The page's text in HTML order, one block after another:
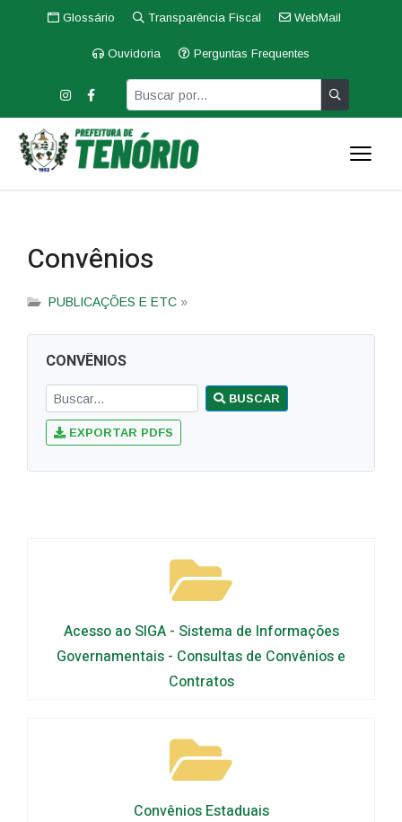
Glossário Transparência Fiscal WebMail
Ouvidoria Perguntas Frequentes
Convênios
PUBLICAÇÕES E ETC »
CONVÊNIOS
BUSCAR
EXPORTAR PDFS
Acesso ao SIGA - Sistema de Informações
Governamentais - Consultas de Convênios e
Contratos
Convênios Estaduais